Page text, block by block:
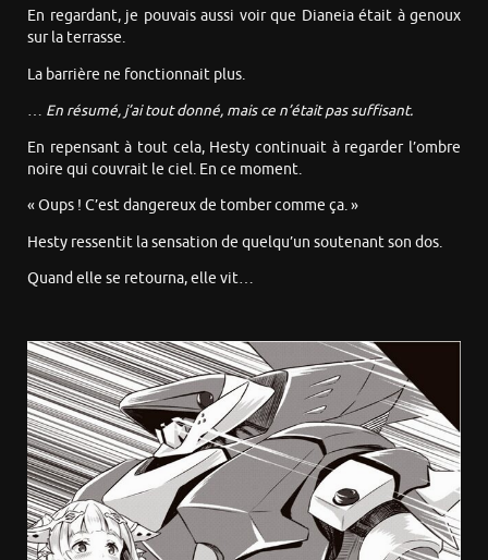
En regardant, je pouvais aussi voir que Dianeia était à genoux
sur la terrasse.
La barrière ne fonctionnait plus.
… En résumé, j’ai tout donné, mais ce n’était pas suffisant.
En repensant à tout cela, Hesty continuait à regarder l’ombre
noire qui couvrait le ciel. En ce moment.
« Oups ! C’est dangereux de tomber comme ça. »
Hesty ressentit la sensation de quelqu’un soutenant son dos.
Quand elle se retourna, elle vit…